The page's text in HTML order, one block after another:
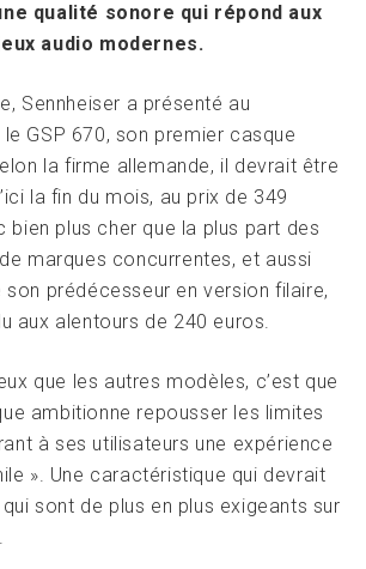
qualité sonore qui répond aux
audio modernes.
Sennheiser a présenté au
GSP 670, son premier casque
la firme allemande, il devrait être
la fin du mois, au prix de 349
bien plus cher que la plus part des
marques concurrentes, et aussi
son prédécesseur en version filaire,
aux alentours de 240 euros.
que les autres modèles, c’est que
ambitionne repousser les limites
à ses utilisateurs une expérience
». Une caractéristique qui devrait
sont de plus en plus exigeants sur